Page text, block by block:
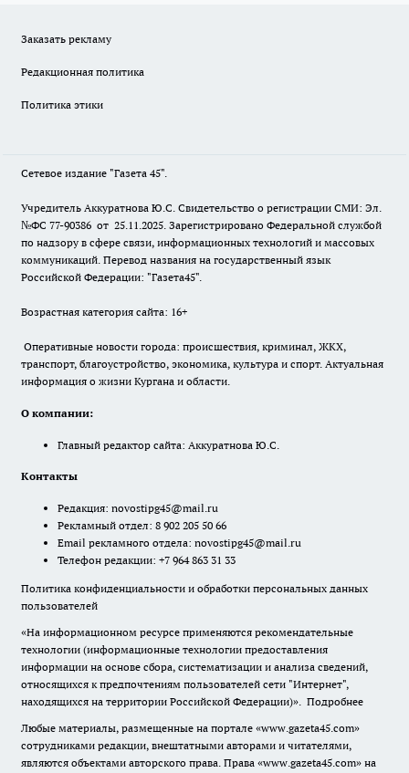
Заказать рекламу
Редакционная политика
Политика этики
Сетевое издание "Газета 45".
Учредитель Аккуратнова Ю.С. Свидетельство о регистрации СМИ: Эл.
№ФС 77-90386 от 25.11.2025. Зарегистрировано Федеральной службой
по надзору в сфере связи, информационных технологий и массовых
коммуникаций. Перевод названия на государственный язык
Российской Федерации: "Газета45".
Возрастная категория сайта: 16+
Оперативные новости города: происшествия, криминал, ЖКХ,
транспорт, благоустройство, экономика, культура и спорт. Актуальная
информация о жизни Кургана и области.
О компании:
Главный редактор сайта: Аккуратнова Ю.С.
Контакты
Редакция: novostipg45@mail.ru
Рекламный отдел: 8 902 205 50 66
Email рекламного отдела: novostipg45@mail.ru
Телефон редакции: +7 964 863 31 33
Политика конфиденциальности и обработки персональных данных
пользователей
«На информационном ресурсе применяются рекомендательные
технологии (информационные технологии предоставления
информации на основе сбора, систематизации и анализа сведений,
относящихся к предпочтениям пользователей сети "Интернет",
находящихся на территории Российской Федерации)». Подробнее
Любые материалы, размещенные на портале «www.gazeta45.com»
сотрудниками редакции, внештатными авторами и читателями,
являются объектами авторского права. Права «www.gazeta45.com» на